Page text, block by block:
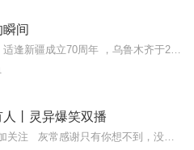
间
丨灵异爆笑双播